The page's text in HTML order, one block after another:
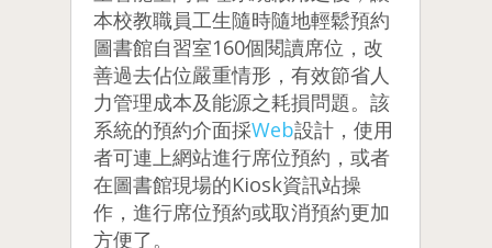
本校教職員工生隨時隨地輕鬆預約
圖書館自習室160個閱讀席位，改
善過去佔位嚴重情形，有效節省人
力管理成本及能源之耗損問題。該
系統的預約介面採Web設計，使用
者可連上網站進行席位預約，或者
在圖書館現場的Kiosk資訊站操
作，進行席位預約或取消預約更加
方便了。